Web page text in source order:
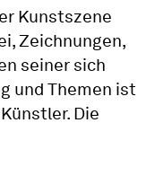
Kunstszene
Zeichnungen,
seiner sich
und Themen ist
Die